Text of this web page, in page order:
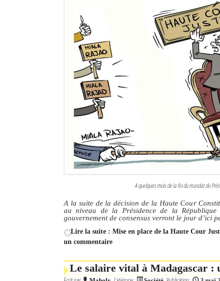
A quelques mois de la fin du mandat du
A la suite de la décision de la Haute Cour
au niveau de la Présidence de la
gouvernement de consensus verront le jour d’ici
Lire la suite : Mise en place de la Haute Cour
un commentaire
Le salaire vital à Madagascar :